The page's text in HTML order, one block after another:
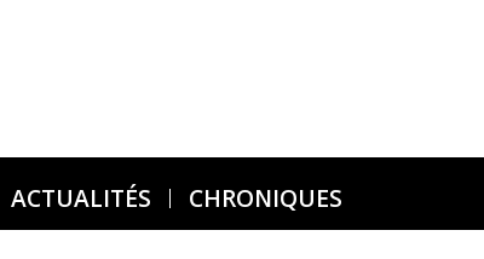
ACTUALITÉS CHRONIQUES